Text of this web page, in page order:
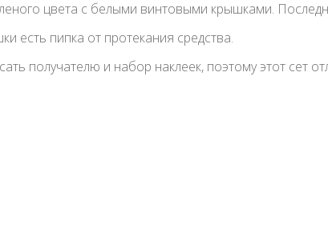
цвета с белыми винтовыми крышками.
есть пипка от протекания средства.
получателю и набор наклеек, поэтому этот сет